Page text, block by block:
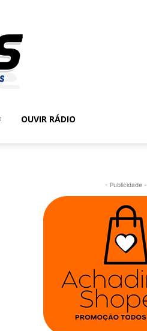
OUVIR RÁDIO
- Publicidade -